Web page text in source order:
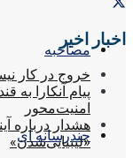
مصاحبه
چندرسانه ای
اخبار اخیر
خروج در کار
پیام آنکارا به
امنیت‌محور
هشدار درباره
«لیبیایی‌شدن»